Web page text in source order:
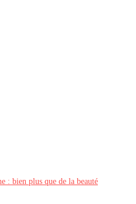
: bien plus que de la beauté